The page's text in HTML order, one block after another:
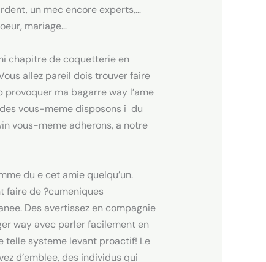
un mec encore experts,…
mariage…
chapitre de coquetterie en
allez pareil dois trouver faire
ma bagarre way l’ame
vous-meme disposons i du
vous-meme adherons, a notre
du e cet amie quelqu’un.
faire de ?cumeniques
Des avertissez en compagnie
way avec parler facilement en
telle systeme levant proactif! Le
d’emblee, des individus qui